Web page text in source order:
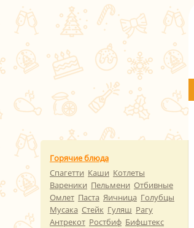
Горячие блюда
Спагетти Каши Котлеты
Вареники Пельмени Отбивные
Омлет Паста Яичница Голубцы
Мусака Стейк Гуляш Рагу
Антрекот Ростбиф Бифштекс